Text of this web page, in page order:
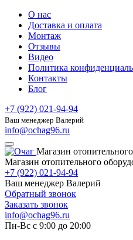
О нас
Доставка и оплата
Монтаж
Отзывы
Видео
Политика
Контакты
Блог
+7 (922) 021-94-94
Ваш менеджер Валерий
info@ochag96.ru
Магазин
Магазин отопительного
+7 (922) 021-94-94
Ваш менеджер Валерий
Обратный звонок
Заказать звонок
info@ochag96.ru
Пн-Вс с 9:00 до 20:00